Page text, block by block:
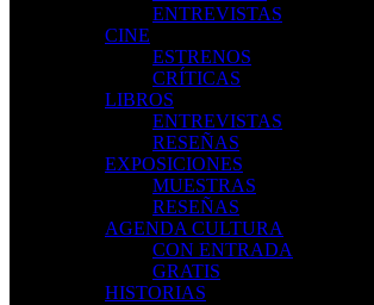
ENTREVISTAS
CINE
ESTRENOS
CRÍTICAS
LIBROS
ENTREVISTAS
RESEÑAS
EXPOSICIONES
MUESTRAS
RESEÑAS
AGENDA CULTURA
CON ENTRADA
GRATIS
HISTORIAS